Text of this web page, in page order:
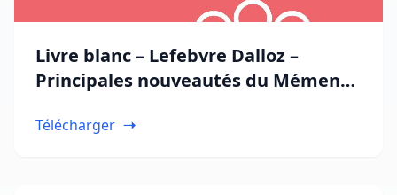
Livre blanc – Lefebvre Dalloz –
Principales nouveautés du Mémento
Télécharger